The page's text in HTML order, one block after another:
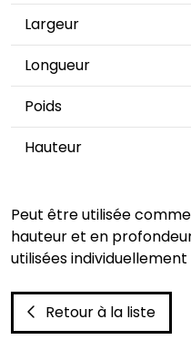
Largeur
Longueur
Poids
Hauteur
Peut être utilisée
hauteur et en
utilisées
Retour à la liste